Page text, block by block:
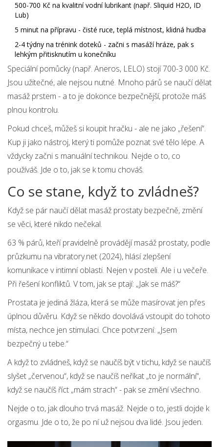
500-700 Kč na kvalitní vodní lubrikant (např. Sliquid H2O, ID
Lub)
5 minut na přípravu - čisté ruce, teplá místnost, klidná hudba
2-4 týdny na trénink doteků - začni s masáží hráze, pak s
lehkým přitisknutím u konečníku
Speciální pomůcky (např. Aneros, LELO) stojí 700-3 000 Kč.
Jsou užitečné, ale nejsou nutné. Mnoho párů se naučí dělat
masáž prstem - a to je dokonce bezpečnější, protože máš
plnou kontrolu.
Pokud chceš, můžeš si koupit hračku - ale ne jako „řešení“.
Kup ji jako nástroj, který ti pomůže poznat své tělo lépe. A
vždycky začni s manuální technikou. Nejde o to, co
používáš. Jde o to, jak se k tomu chováš.
Co se stane, když to zvládneš?
Když se pár naučí dělat masáž prostaty bezpečně, změní
se věci, které nikdo nečekal.
63 % párů, kteří pravidelně provádějí masáž prostaty, podle
průzkumu na vibratory.net (2024), hlásí zlepšení
komunikace v intimní oblasti. Nejen v posteli. Ale i u večeře.
Při řešení konfliktů. V tom, jak se ptají: „Jak se máš?“
Prostata je jediná žláza, která se může masírovat jen přes
úplnou důvěru. Když se někdo dovolává vstoupit do tohoto
místa, nechce jen stimulaci. Chce potvrzení: „Jsem
bezpečný u tebe.“
A když to zvládneš, když se naučíš být v tichu, když se naučíš
slyšet „červenou“, když se naučíš neříkat „to je normální“,
když se naučíš říct „mám strach“ - pak se změní všechno.
Nejde o to, jak dlouho trvá masáž. Nejde o to, jestli dojde k
orgasmu. Jde o to, že po ní už nejsou dva lidé. Jsou jeden.